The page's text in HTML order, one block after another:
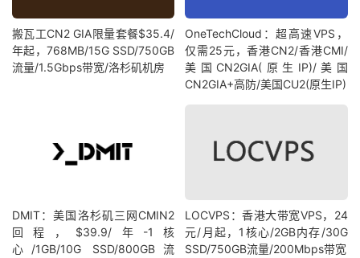
搬瓦工CN2 GIA限量套餐$35.4/
年起，768MB/15G SSD/750GB
流量/1.5Gbps带宽/洛杉矶机房
OneTechCloud：超高速VPS，
仅需25元，香港CN2/香港CMI/
美国CN2GIA(原生IP)/美国
CN2GIA+高防/美国CU2(原生IP)
DMIT：美国洛杉矶三网CMIN2
回程，$39.9/年-1核
心/1GB/10G SSD/800GB流
LOCVPS：香港大带宽VPS，24
元/月起，1核心/2GB内存/30G
SSD/750GB流量/200Mbps带宽